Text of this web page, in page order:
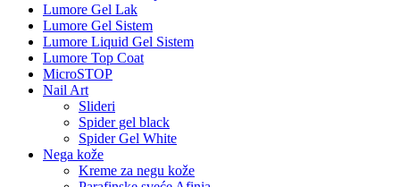
Lumore Gel Lak
Lumore Gel Sistem
Lumore Liquid Gel Sistem
Lumore Top Coat
MicroSTOP
Nail Art
Slideri
Spider gel black
Spider Gel White
Nega kože
Kreme za negu kože